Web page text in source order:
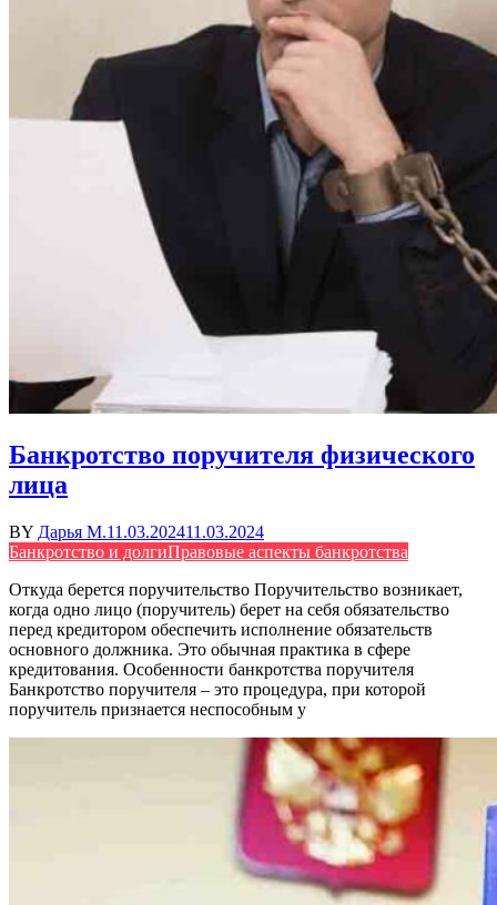
Банкротство поручителя физического
лица
BY Дарья М.11.03.202411.03.2024
Банкротство и долгиПравовые аспекты банкротства
Откуда берется поручительство Поручительство возникает,
когда одно лицо (поручитель) берет на себя обязательство
перед кредитором обеспечить исполнение обязательств
основного должника. Это обычная практика в сфере
кредитования. Особенности банкротства поручителя
Банкротство поручителя – это процедура, при которой
поручитель признается неспособным у